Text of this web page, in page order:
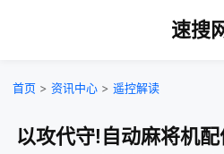
速搜
首页 > 资讯中心 > 遥控解读
以攻代守!自动麻将机